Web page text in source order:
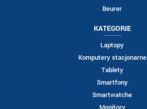
Beurer
KATEGORIE
Laptopy
Komputery stacjonarne
Tablety
Smartfony
Smartwatche